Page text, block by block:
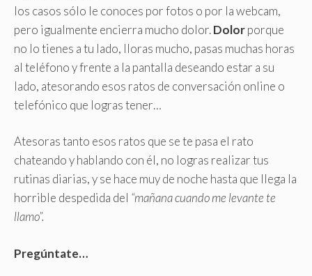
los casos sólo le conoces por fotos o por la webcam,
pero igualmente encierra mucho dolor.Dolorporque
no lo tienes a tu lado, lloras mucho, pasas muchas horas
al teléfono y frente a la pantalla deseando estar a su
lado, atesorando esos ratos de conversación online o
telefónico que logras tener…
Atesoras tanto esos ratos que se te pasa el rato
chateando y hablando con él, no logras realizar tus
rutinas diarias, y se hace muy de noche hasta que llega la
horrible despedida del “mañana cuando me levante te
llamo”.
Pregúntate…